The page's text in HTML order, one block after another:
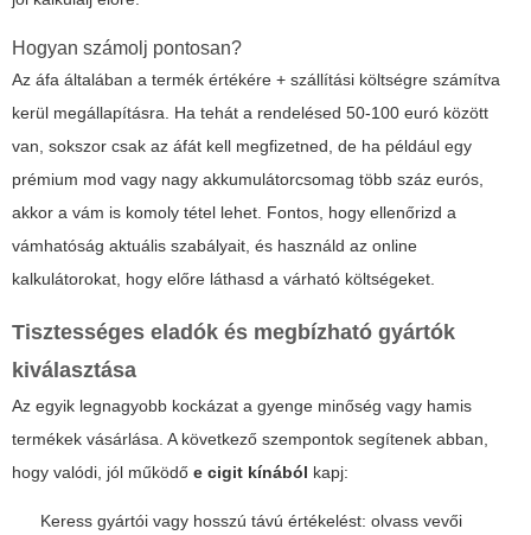
Hogyan számolj pontosan?
Az áfa általában a termék értékére + szállítási költségre számítva
kerül megállapításra. Ha tehát a rendelésed 50-100 euró között
van, sokszor csak az áfát kell megfizetned, de ha például egy
prémium mod vagy nagy akkumulátorcsomag több száz eurós,
akkor a vám is komoly tétel lehet. Fontos, hogy ellenőrizd a
vámhatóság aktuális szabályait, és használd az online
kalkulátorokat, hogy előre láthasd a várható költségeket.
Tisztességes eladók és megbízható gyártók
kiválasztása
Az egyik legnagyobb kockázat a gyenge minőség vagy hamis
termékek vásárlása. A következő szempontok segítenek abban,
hogy valódi, jól működő e cigit kínából kapj:
Keress gyártói vagy hosszú távú értékelést: olvass vevői